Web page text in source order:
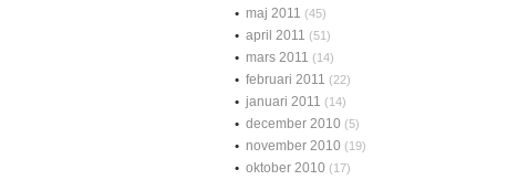
maj 2011 (45)
april 2011 (51)
mars 2011 (14)
februari 2011 (22)
januari 2011 (14)
december 2010 (5)
november 2010 (19)
oktober 2010 (17)